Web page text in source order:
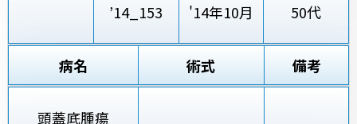
’14_153 '14年10月 50代
病名 術式 備考
頭蓋底腫瘍